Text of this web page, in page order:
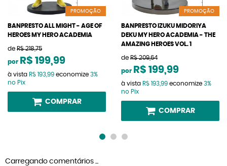
PROMOÇÃO
BANPRESTO ALL MIGHT - AGE OF
HEROES MY HERO ACADEMIA
de R$ 218,75
por R$ 199,99
à vista R$ 193,99 economize 3%
no Pix
COMPRAR
PROMOÇÃO
BANPRESTO IZUKU MIDORIYA
DEKU MY HERO ACADEMIA - THE
AMAZING HEROES VOL. 1
de R$ 209,64
por R$ 199,99
à vista R$ 193,99 economize 3%
no Pix
COMPRAR
Carregando comentários ...